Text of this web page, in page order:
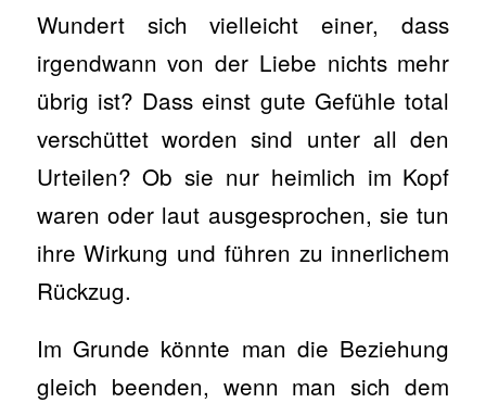
Wundert sich vielleicht einer, dass
irgendwann von der Liebe nichts mehr
übrig ist? Dass einst gute Gefühle total
verschüttet worden sind unter all den
Urteilen? Ob sie nur heimlich im Kopf
waren oder laut ausgesprochen, sie tun
ihre Wirkung und führen zu innerlichem
Rückzug.
Im Grunde könnte man die Beziehung
gleich beenden, wenn man sich dem